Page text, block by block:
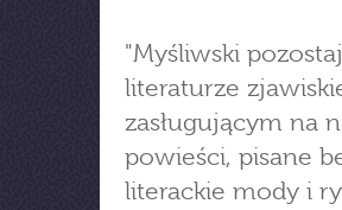
"Myśliwski
literaturze
zasługującym na
powieści, pisane
literackie mody i